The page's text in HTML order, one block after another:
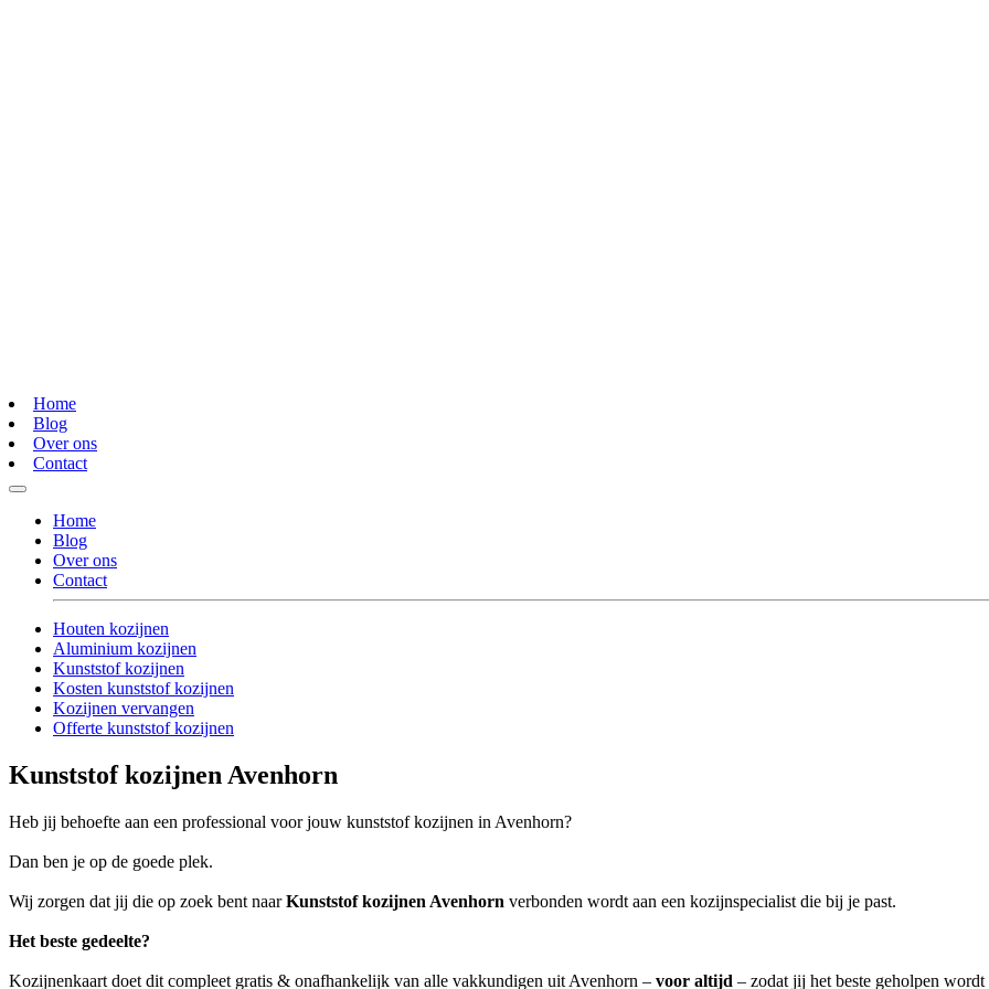
Home
Blog
Over ons
Contact
Home
Blog
Over ons
Contact
Houten kozijnen
Aluminium kozijnen
Kunststof kozijnen
Kosten kunststof kozijnen
Kozijnen vervangen
Offerte kunststof kozijnen
Kunststof kozijnen Avenhorn
Heb jij behoefte aan een professional voor jouw kunststof kozijnen in Avenhorn?
Dan ben je op de goede plek.
Wij zorgen dat jij die op zoek bent naarKunststof kozijnen Avenhorn verbonden wordt aan een kozijnspecialist die bij je past.
Het beste gedeelte?
Kozijnenkaart doet dit compleet gratis & onafhankelijk van alle vakkundigen uit Avenhorn – voor altijd – zodat jij het beste geholpen